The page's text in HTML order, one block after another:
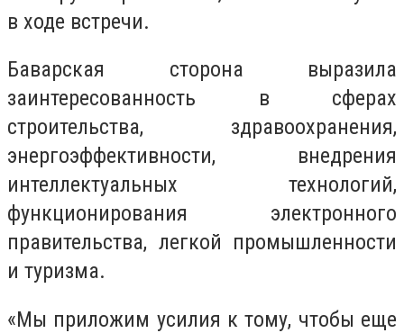
в ходе встречи.
Баварская сторона выразила
заинтересованность в сферах
строительства, здравоохранения,
энергоэффективности, внедрения
интеллектуальных технологий,
функционирования электронного
правительства, легкой промышленности
и туризма.
«Мы приложим усилия к тому, чтобы еще